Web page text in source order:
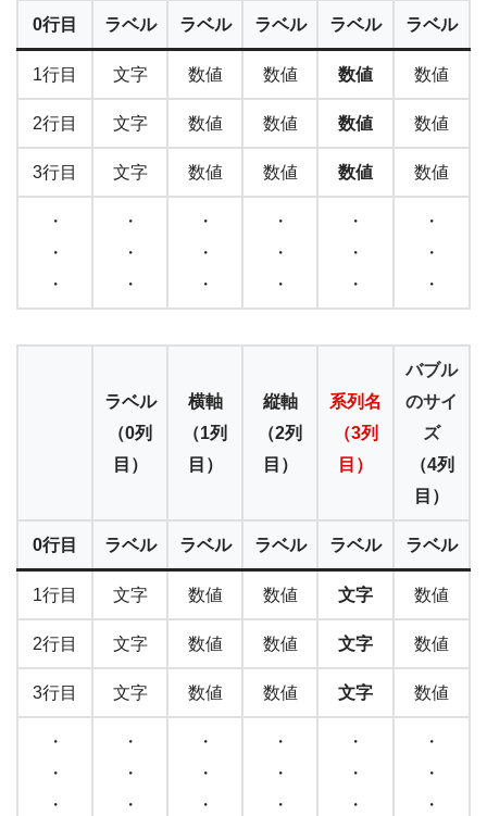
0行目 ラベル ラベル ラベル ラベル ラベル
1行目 文字 数値 数値 数値 数値
2行目 文字 数値 数値 数値 数値
3行目 文字 数値 数値 数値 数値
・
・
・
・
・
・
・
・
・
・
・
・
・
・
・
・
・
・
ラベル
（0列
目）
横軸
（1列
目）
縦軸
（2列
目）
系列名
（3列
目）
バブル
のサイ
ズ
（4列
目）
0行目 ラベル ラベル ラベル ラベル ラベル
1行目 文字 数値 数値 文字 数値
2行目 文字 数値 数値 文字 数値
3行目 文字 数値 数値 文字 数値
・
・
・
・
・
・
・
・
・
・
・
・
・
・
・
・
・
・